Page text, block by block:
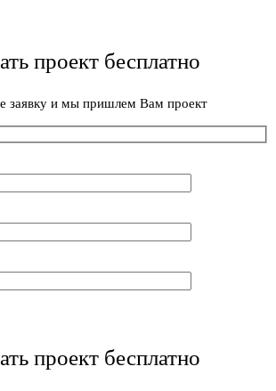
проект бесплатно
заявку и мы пришлем Вам проект
проект бесплатно